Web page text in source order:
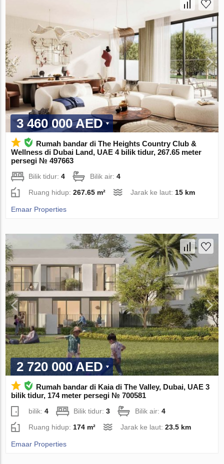
3 460 000 AED
Rumah bandar di The Heights Country Club &
Wellness di Dubai Land, UAE 4 bilik tidur, 267.65 meter
persegi № 497663
Bilik tidur:4 Bilik air:4
Ruang hidup:267.65 m² Jarak ke laut: 15 km
Emaar Properties
2 720 000 AED
Rumah bandar di Kaia di The Valley, Dubai, UAE 3
bilik tidur, 174 meter persegi № 700581
bilik:4 Bilik tidur:3 Bilik air:4
Ruang hidup: 174 m² Jarak ke laut:23.5 km
Emaar Properties